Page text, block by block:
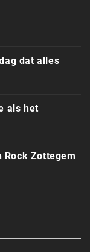
dat alles
als het
Rock Zottegem